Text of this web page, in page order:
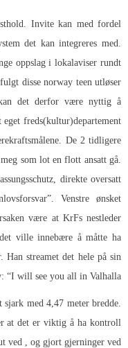
Invite kan med fordel
det kan integreres med.
oppslag i lokalaviser rundt
disse norway teen utløser
det derfor være nyttig å
freds(kultur)departement
De 2 tidligere
som lot en flott ansatt gå.
direkte oversatt
Venstre ønsket
være at KrFs nestleder
ville innebære å måtte ha
streamet det hele på sin
will see you all in Valhalla!”
med 4,47 meter bredde.
at det er viktig å ha kontroll
ved , og gjort gjerninger ved